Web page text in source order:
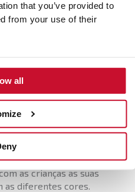
that you’ve provided to
from your use of their
all
mais pequenas. Adicione
uma das taças, exceto
num frasco de cozinha.
no mínimo e unte
as crianças as suas
diferentes cores.